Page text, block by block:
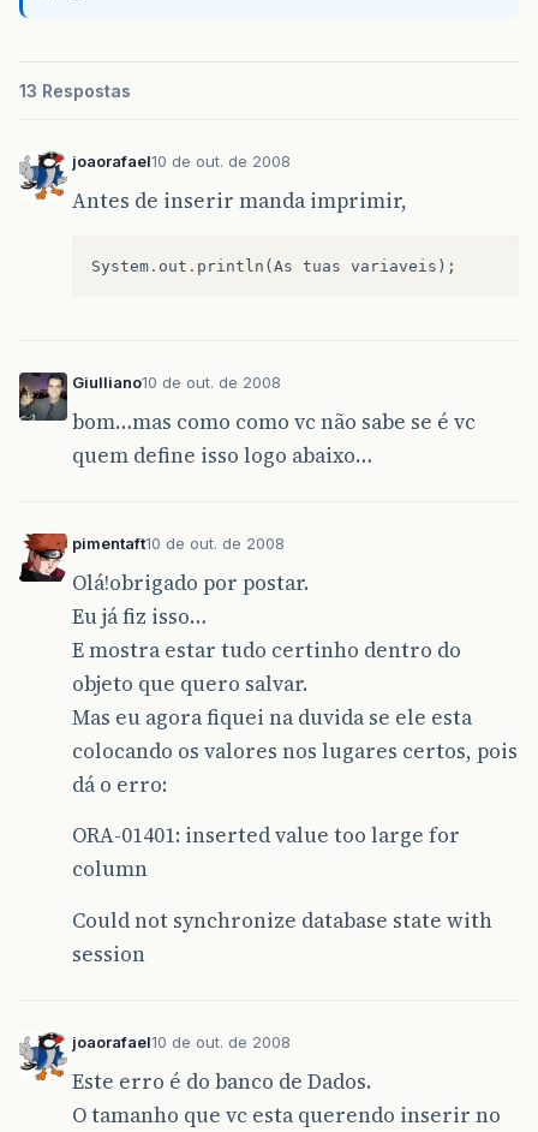
13 Respostas
joaorafael10 de out. de 2008
Antes de inserir manda imprimir,
System . out . println ( As tuas variaveis );
Giulliano10 de out. de 2008
bom…mas como como vc não sabe se é vc
quem define isso logo abaixo…
pimentaft10 de out. de 2008
Olá!obrigado por postar.
Eu já fiz isso…
E mostra estar tudo certinho dentro do
objeto que quero salvar.
Mas eu agora fiquei na duvida se ele esta
colocando os valores nos lugares certos, pois
dá o erro:
ORA-01401: inserted value too large for
column
Could not synchronize database state with
session
joaorafael10 de out. de 2008
Este erro é do banco de Dados.
O tamanho que vc esta querendo inserir no